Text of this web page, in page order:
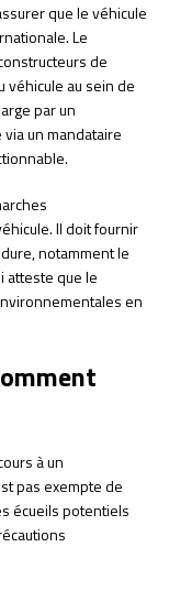
que le véhicule
Le
de
véhicule au sein de
par un
un mandataire
Il doit fournir
notamment le
atteste que le
en
à un
pas exempte de
écueils potentiels